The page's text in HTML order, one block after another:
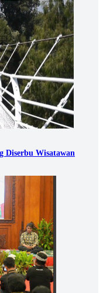
Diserbu Wisatawan